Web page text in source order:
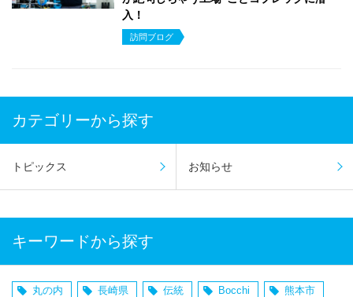
入！
訪問ブログ
カテゴリーから探す
トピックス お知らせ
キーワードから探す
丸の内 長崎県 伝統 Bocchi 熊本市